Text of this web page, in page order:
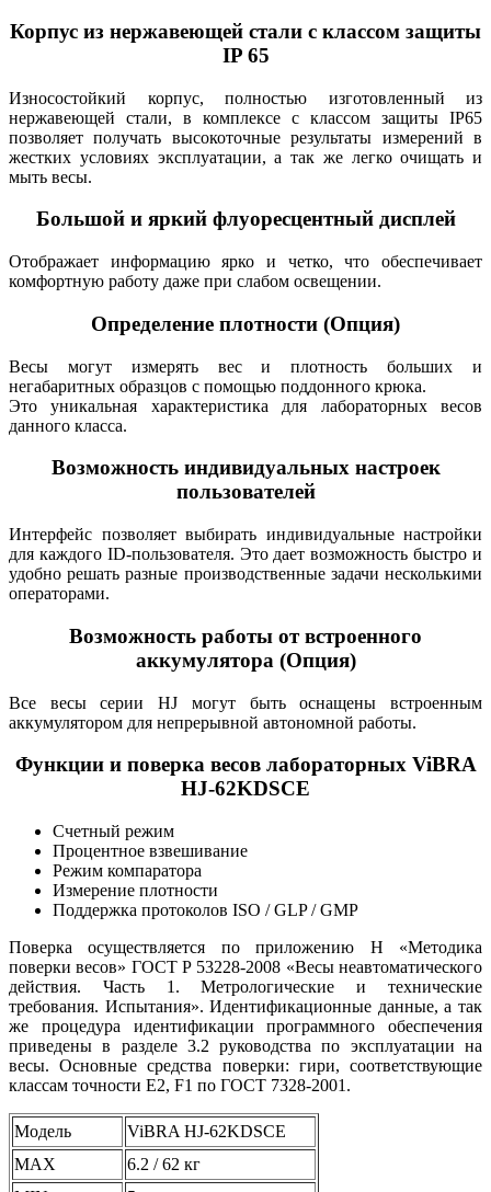
Корпус из нержавеющей стали с классом защиты
IP 65
Износостойкий корпус, полностью изготовленный из
нержавеющей стали, в комплексе с классом защиты IP65
позволяет получать высокоточные результаты измерений в
жестких условиях эксплуатации, а так же легко очищать и
мыть весы.
Большой и яркий флуоресцентный дисплей
Отображает информацию ярко и четко, что обеспечивает
комфортную работу даже при слабом освещении.
Определение плотности (Опция)
Весы могут измерять вес и плотность больших и
негабаритных образцов с помощью поддонного крюка.
Это уникальная характеристика для лабораторных весов
данного класса.
Возможность индивидуальных настроек
пользователей
Интерфейс позволяет выбирать индивидуальные настройки
для каждого ID-пользователя. Это дает возможность быстро и
удобно решать разные производственные задачи несколькими
операторами.
Возможность работы от встроенного
аккумулятора (Опция)
Все весы серии HJ могут быть оснащены встроенным
аккумулятором для непрерывной автономной работы.
Функции и поверка весов лабораторных ViBRA
HJ-62KDSCE
Счетный режим
Процентное взвешивание
Режим компаратора
Измерение плотности
Поддержка протоколов ISO / GLP / GMP
Поверка осуществляется по приложению Н «Методика
поверки весов» ГОСТ Р 53228-2008 «Весы неавтоматического
действия. Часть 1. Метрологические и технические
требования. Испытания». Идентификационные данные, а так
же процедура идентификации программного обеспечения
приведены в разделе 3.2 руководства по эксплуатации на
весы. Основные средства поверки: гири, соответствующие
классам точности Е2, F1 по ГОСТ 7328-2001.
Модель
ViBRA HJ-62KDSCE
MAX
6.2 / 62 кг